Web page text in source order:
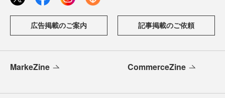
広告掲載のご案内 記事掲載のご依頼
MarkeZine CommerceZine